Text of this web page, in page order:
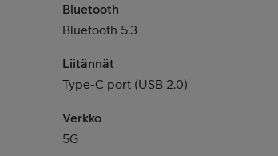
Bluetooth
Bluetooth 5.3
Liitännät
Type-C port (USB 2.0)
Verkko
5G